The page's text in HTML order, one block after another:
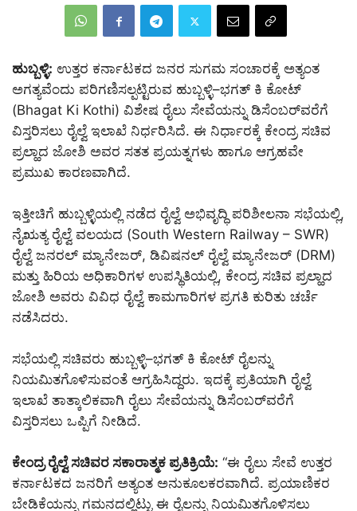
ಹುಬ್ಬಳ್ಳಿ: ಉತ್ತರ ಕರ್ನಾಟಕದ ಜನರ ಸುಗಮ ಸಂಚಾರಕ್ಕೆ ಅತ್ಯಂತ
ಅಗತ್ಯವೆಂದು ಪರಿಗಣಿಸಲ್ಪಟ್ಟಿರುವ ಹುಬ್ಬಳ್ಳಿ–ಭಗತ್ ಕಿ ಕೋಟ್
(Bhagat Ki Kothi) ವಿಶೇಷ ರೈಲು ಸೇವೆಯನ್ನು ಡಿಸೆಂಬರ್‌ವರೆಗೆ
ವಿಸ್ತರಿಸಲು ರೈಲ್ವೆ ಇಲಾಖೆ ನಿರ್ಧರಿಸಿದೆ. ಈ ನಿರ್ಧಾರಕ್ಕೆ ಕೇಂದ್ರ ಸಚಿವ
ಪ್ರಲ್ಹಾದ ಜೋಶಿ ಅವರ ಸತತ ಪ್ರಯತ್ನಗಳು ಹಾಗೂ ಆಗ್ರಹವೇ
ಪ್ರಮುಖ ಕಾರಣವಾಗಿದೆ.
ಇತ್ತೀಚಿಗೆ ಹುಬ್ಬಳ್ಳಿಯಲ್ಲಿ ನಡೆದ ರೈಲ್ವೆ ಅಭಿವೃದ್ಧಿ ಪರಿಶೀಲನಾ ಸಭೆಯಲ್ಲಿ,
ನೈಋತ್ಯ ರೈಲ್ವೆ ವಲಯದ (South Western Railway – SWR)
ರೈಲ್ವೆ ಜನರಲ್ ಮ್ಯಾನೇಜರ್, ಡಿವಿಷನಲ್ ರೈಲ್ವೆ ಮ್ಯಾನೇಜರ್ (DRM)
ಮತ್ತು ಹಿರಿಯ ಅಧಿಕಾರಿಗಳ ಉಪಸ್ಥಿತಿಯಲ್ಲಿ, ಕೇಂದ್ರ ಸಚಿವ ಪ್ರಲ್ಹಾದ
ಜೋಶಿ ಅವರು ವಿವಿಧ ರೈಲ್ವೆ ಕಾಮಗಾರಿಗಳ ಪ್ರಗತಿ ಕುರಿತು ಚರ್ಚೆ
ನಡೆಸಿದರು.
ಸಭೆಯಲ್ಲಿ ಸಚಿವರು ಹುಬ್ಬಳ್ಳಿ–ಭಗತ್ ಕಿ ಕೋಟ್ ರೈಲನ್ನು
ನಿಯಮಿತಗೊಳಿಸುವಂತೆ ಆಗ್ರಹಿಸಿದ್ದರು. ಇದಕ್ಕೆ ಪ್ರತಿಯಾಗಿ ರೈಲ್ವೆ
ಇಲಾಖೆ ತಾತ್ಕಾಲಿಕವಾಗಿ ರೈಲು ಸೇವೆಯನ್ನು ಡಿಸೆಂಬರ್‌ವರೆಗೆ
ವಿಸ್ತರಿಸಲು ಒಪ್ಪಿಗೆ ನೀಡಿದೆ.
ಕೇಂದ್ರ ರೈಲ್ವೆ ಸಚಿವರ ಸಕಾರಾತ್ಮಕ ಪ್ರತಿಕ್ರಿಯೆ: “ಈ ರೈಲು ಸೇವೆ ಉತ್ತರ
ಕರ್ನಾಟಕದ ಜನರಿಗೆ ಅತ್ಯಂತ ಅನುಕೂಲಕರವಾಗಿದೆ. ಪ್ರಯಾಣಿಕರ
ಬೇಡಿಕೆಯನ್ನು ಗಮನದಲ್ಲಿಟ್ಟು ಈ ರೈಲನ್ನು ನಿಯಮಿತಗೊಳಿಸಲು